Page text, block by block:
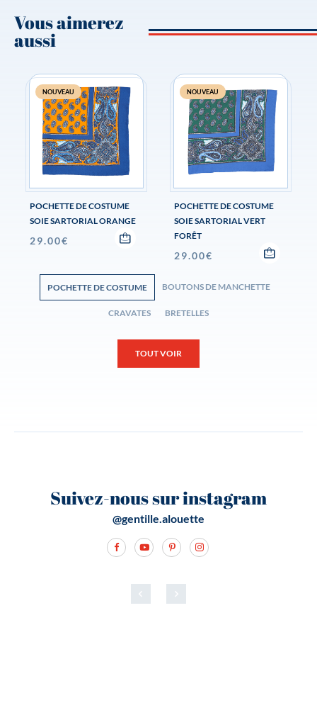
Vous aimerez
aussi
POCHETTE DE COSTUME BOUTONS DE MANCHETTE
CRAVATES BRETELLES
TOUT VOIR
NOUVEAU
POCHETTE DE COSTUME
SOIE SARTORIAL ORANGE
29.00€
NOUVEAU
POCHETTE DE COSTUME
SOIE SARTORIAL VERT
FORÊT
29.00€
Suivez-nous sur instagram
@gentille.alouette